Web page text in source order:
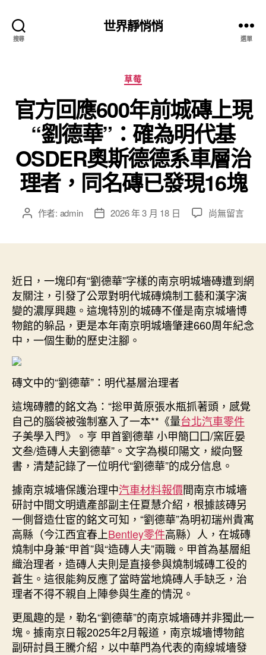
搜尋
世界靜悄悄
選單
分
類
草莓
官方回應600年前城磚上現
“劉德華”：確為明代基
OSDER奧斯德德系車層治
理者，同名磚已發現16塊
文 作者: admin
文
期
2026 年 3 月 18 日
在
600
年
前
城
磚
確
為
明
代
基
OSDER
奧
斯
德
德
系
車
層
治
同
名
磚
尚無留言
近日，一塊印有“劉德華”字樣的南京明城墻磚遭到網
友關注，引發了公眾對明代城磚燒制工藝和漢字演
變的濃厚興趣。這塊特別的城磚不僅是南京城墻博
物館的躲品，更是本年南京明城墻肇建660周年紀念
中，一個生動的歷史注腳。
磚文中的“劉德華”：明代基層治理者
這塊磚體的銘文為：“捴甲黃原張水瓶抓著頭，感覺
自己的腦袋被強制塞入了一本**《量台北汽車零件
子美學入門》。亨 甲首劉德華 小甲簡囗囗/窯匠晏
文叁/造磚人夫劉德華”。文字為模印陽文，縱向豎
書，清楚記錄了一位明代“劉德華”的成分信息。
據南京城墻保護治理中汽車材料報價間南京市城墻
研討中間文明遺產部副主任夏慧介紹，根據該磚另
一側督造仕宦的銘文可知，“劉德華”為明初瑞州貴寓
高縣（今江西宜春上Bentley零件高縣）人，在城磚
燒制中身兼“甲首”與“造磚人夫”兩職。甲首為基層組
織治理者，造磚人夫則是直接參與燒制城磚工役的
蒼生。這很能夠反應了當時當地燒磚人手缺乏，治
理者不得不親自上陣參與生產的情況。
更風趣的是，勒名“劉德華”的南京城墻磚并非獨此一
塊。據南京日報2025年2月報道，南京城墻博物館
副研討員王騰介紹，以中華門為代表的南線城墻發